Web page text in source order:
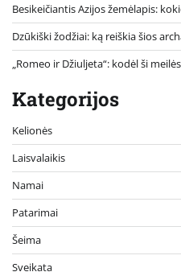
Besikeičiantis Azijos žemėlapis:
Dzūkiški žodžiai: ką reiškia šios
„Romeo ir Džiuljeta“: kodėl ši
Kategorijos
Kelionės
Laisvalaikis
Namai
Patarimai
Šeima
Sveikata